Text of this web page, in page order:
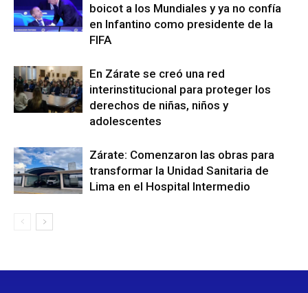
boicot a los Mundiales y ya no confía
en Infantino como presidente de la
FIFA
En Zárate se creó una red
interinstitucional para proteger los
derechos de niñas, niños y
adolescentes
Zárate: Comenzaron las obras para
transformar la Unidad Sanitaria de
Lima en el Hospital Intermedio